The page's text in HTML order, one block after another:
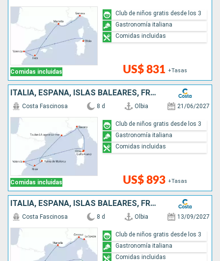
Comidas incluidas US$ 831 +Tasas
Club de niños gratis desde los 3
Gastronomía italiana
Comidas incluidas
ITALIA, ESPAÑA, ISLAS BALEARES, FRANCIA
Comidas incluidas
Costa Fascinosa 8 d Olbia 21/06/2027
US$ 893 +Tasas
Club de niños gratis desde los 3
Gastronomía italiana
Comidas incluidas
ITALIA, ESPAÑA, ISLAS BALEARES, FRANCIA
Costa Fascinosa 8 d Olbia 13/09/2027
Club de niños gratis desde los 3
Gastronomía italiana
Comidas incluidas